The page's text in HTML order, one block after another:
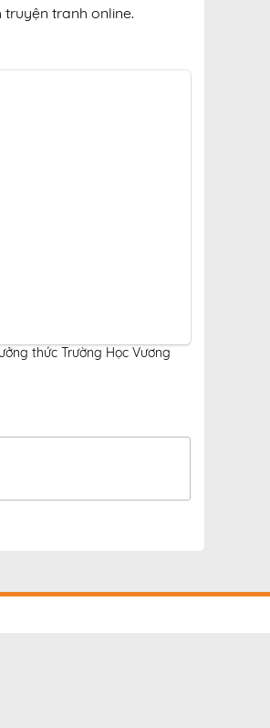
tranh online.
thức Trường Học Vương